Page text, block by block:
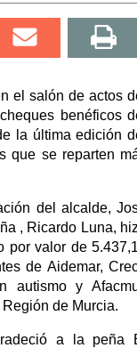
el salón de actos
benéficos
la última edición
que se reparten
del alcalde,
, Ricardo Luna,
por valor de
de Aidemar,
autismo y
de Murcia.
a la peña